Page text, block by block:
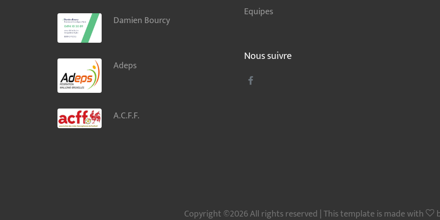
Damien Bourcy
Adeps
A.C.F.F.
Equipes
Nous suivre
Copyright ©2026 All rights reserved | This template is made with